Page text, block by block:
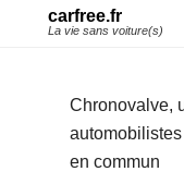
carfree.fr
La vie sans voiture(s)
Chronovalve,
en commun